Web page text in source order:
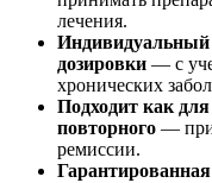
лечения.
Индивидуальный
дозировки — с
хронических
Подходит как
повторного — при
ремиссии.